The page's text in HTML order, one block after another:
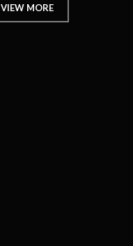
VIEW MORE